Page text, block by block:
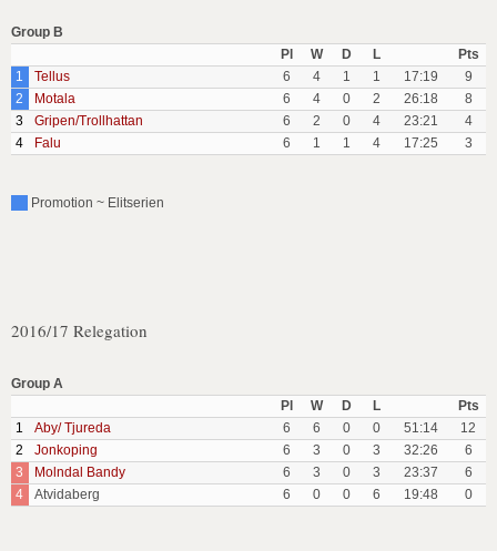
Group B
Pl
W D L
Pts
1
Tellus 6 4 1 1 17:19
9
2
Motala 6 4 0 2 26:18
8
3
Gripen/Trollhattan 6 2 0 4 23:21
4
4
Falu 6 1 1 4 17:25 3
Promotion ~ Elitserien
2016/17 Relegation
Group A
Pl
W D L
Pts
1
Aby/ Tjureda 6 6 0 0 51:14
12
2
Jonkoping 6 3 0 3 32:26
6
3
Molndal Bandy 6 3 0 3 23:37
6
4
Atvidaberg 6 0 0 6 19:48 0